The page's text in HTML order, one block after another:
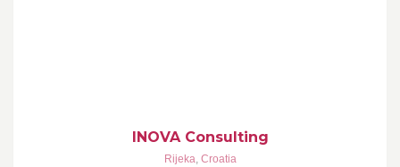
INOVA Consulting
Rijeka, Croatia